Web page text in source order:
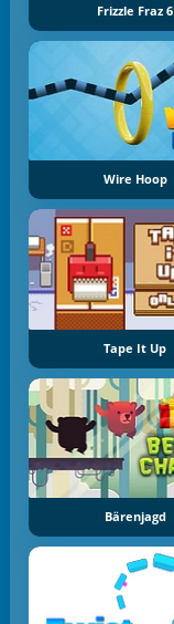
Frizzle Fraz 6
Wire Hoop
Tape It Up
Bärenjagd